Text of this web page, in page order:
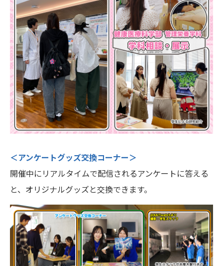
＜アンケートグッズ交換コーナー＞
開催中にリアルタイムで配信されるアンケートに答える
と、オリジナルグッズと交換できます。